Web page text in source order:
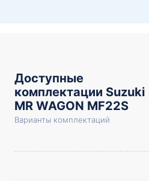
Доступные
комплектации Suzuki
MR WAGON MF22S
Варианты комплектаций